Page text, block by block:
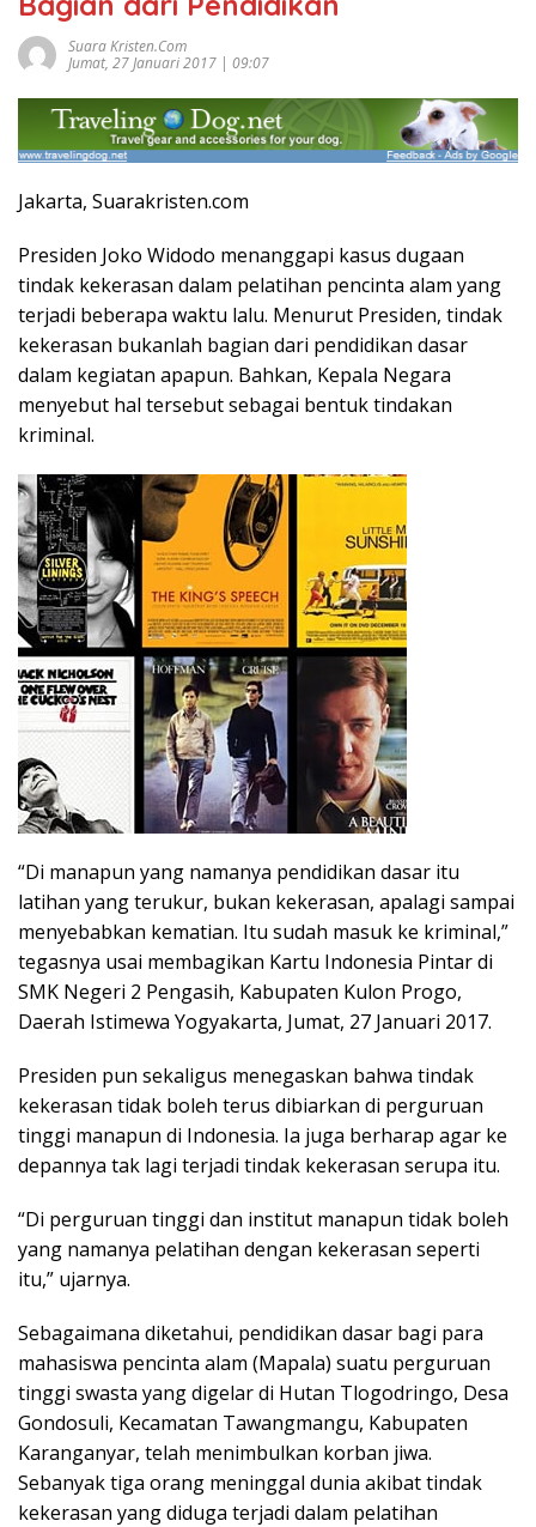
Suara Kristen.com
Jumat, 27 Januari 2017 | 09:07
Jakarta, Suarakristen.com
Presiden Joko Widodo menanggapi kasus dugaan
tindak kekerasan dalam pelatihan pencinta alam yang
terjadi beberapa waktu lalu. Menurut Presiden, tindak
kekerasan bukanlah bagian dari pendidikan dasar
dalam kegiatan apapun. Bahkan, Kepala Negara
menyebut hal tersebut sebagai bentuk tindakan
kriminal.
“Di manapun yang namanya pendidikan dasar itu
latihan yang terukur, bukan kekerasan, apalagi sampai
menyebabkan kematian. Itu sudah masuk ke kriminal,”
tegasnya usai membagikan Kartu Indonesia Pintar di
SMK Negeri 2 Pengasih, Kabupaten Kulon Progo,
Daerah Istimewa Yogyakarta, Jumat, 27 Januari 2017.
Presiden pun sekaligus menegaskan bahwa tindak
kekerasan tidak boleh terus dibiarkan di perguruan
tinggi manapun di Indonesia. Ia juga berharap agar ke
depannya tak lagi terjadi tindak kekerasan serupa itu.
“Di perguruan tinggi dan institut manapun tidak boleh
yang namanya pelatihan dengan kekerasan seperti
itu,” ujarnya.
Sebagaimana diketahui, pendidikan dasar bagi para
mahasiswa pencinta alam (Mapala) suatu perguruan
tinggi swasta yang digelar di Hutan Tlogodringo, Desa
Gondosuli, Kecamatan Tawangmangu, Kabupaten
Karanganyar, telah menimbulkan korban jiwa.
Sebanyak tiga orang meninggal dunia akibat tindak
kekerasan yang diduga terjadi dalam pelatihan